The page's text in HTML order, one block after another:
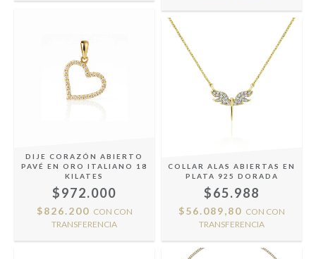
DIJE CORAZÓN ABIERTO
PAVÉ EN ORO ITALIANO 18
KILATES
$972.000
$826.200 CON CON
TRANSFERENCIA
COLLAR ALAS ABIERTAS EN
PLATA 925 DORADA
$65.988
$56.089,80 CON CON
TRANSFERENCIA